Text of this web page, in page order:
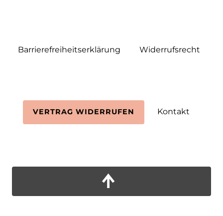
Barrierefreiheitserklärung Widerrufs­recht
VERTRAG WIDERRUFEN Kontakt